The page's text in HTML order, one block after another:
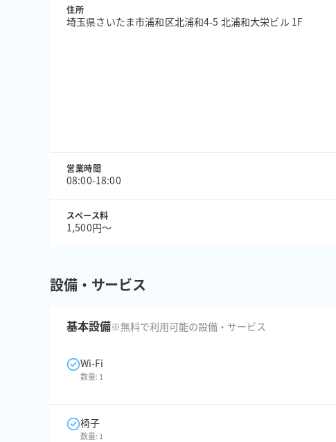
住所
埼玉県さいたま市浦和区北浦和4-5 北浦和大栄ビル 1F
営業時間
08:00-18:00
スペース料
1,500円〜
設備・サービス
基本設備※無料で利用可能の設備・サービス
Wi-Fi
数量: 1
椅子
数量: 1